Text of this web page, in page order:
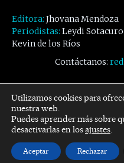
Editora: Jhovana Mendoza
Periodistas: Leydi
Kevin de los Ríos
Contáctanos:
Facebook
Utilizamos cookies para
nuestra web.
Puedes aprender más sobre
desactivarlas en losajustes.
Aceptar Rechazar